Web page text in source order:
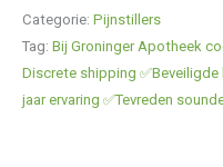
Categorie: Pijnstillers
Tag: Bij Groninger Apotheek
Discrete shipping
jaar ervaring ✅Tevreden